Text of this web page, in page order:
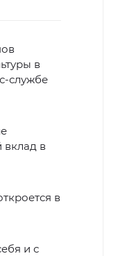
в
службе
вклад в
в
и с